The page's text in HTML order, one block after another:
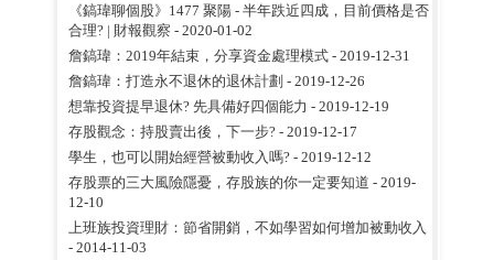
《鎬瑋聊個股》1477 聚陽 - 半年跌近四成，目前價格是否
合理? | 財報觀察 - 2020-01-02
詹鎬瑋：2019年結束，分享資金處理模式- 2019-12-31
詹鎬瑋：打造永不退休的退休計劃 - 2019-12-26
想靠投資提早退休? 先具備好四個能力 - 2019-12-19
存股觀念：持股賣出後，下一步?- 2019-12-17
學生，也可以開始經營被動收入嗎?- 2019-12-12
存股票的三大風險隱憂，存股族的你一定要知道 - 2019-
12-10
上班族投資理財：節省開銷，不如學習如何增加被動收入
- 2014-11-03